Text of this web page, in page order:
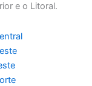
e o Litoral.